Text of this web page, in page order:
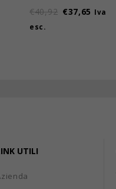
€40,92 €37,65 Iva
esc.
UTILI